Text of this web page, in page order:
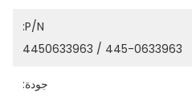
P/N:
445-0633963 / 4450633963
جودة: